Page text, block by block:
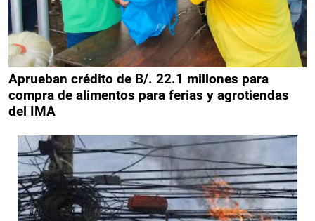
Aprueban crédito de B/. 22.1 millones para
compra de alimentos para ferias y agrotiendas
del IMA